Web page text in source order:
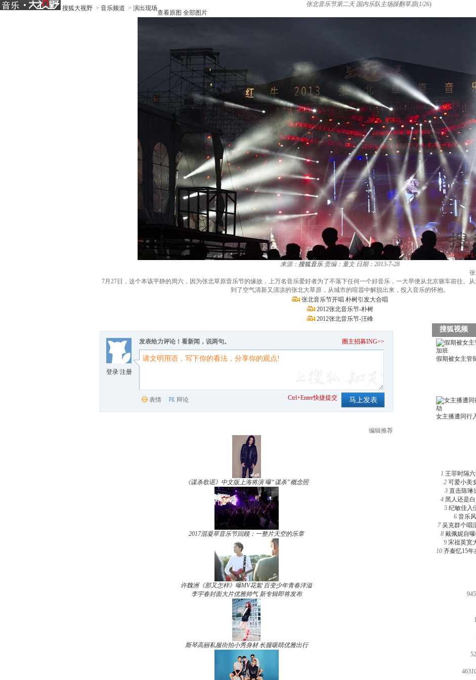
搜狐大视野 > 音乐频道 > 演出现场
张北音乐节第二天 国内乐队主场躁翻草原(1/26)
查看原图 全部图片
来源： 搜狐音乐 责编：董文 日期：2013-7-28
7月27日，这个本该平静的周六，因为张北草原音乐节的缘故，上万名音乐爱好者为了不落下任何一个好音乐，一大早便从北京驱车前往。
到了空气清新又清凉的张北大草原，从城市的喧嚣中解脱出来，投入音乐的怀抱。
张北音乐节开唱 朴树引发大合唱
2012张北音乐节-朴树
2012张北音乐节-汪峰
登录/注册
发表给力评论！看新闻，说两句。 圈主招募ING>>
表情 辩论 Ctrl+Enter快捷提交
编辑推荐
《谋杀歌谣》中文版上海将演 曝“谋杀”概念照
2017混凝草音乐节回顾：一整片天空的乐章
许魏洲《那又怎样》曝MV花絮 百变少年青春洋溢
李宇春封面大片优雅帅气 新专辑即将发布
斯琴高丽私服街拍小秀身材 长腿吸睛优雅出行
1 王菲时隔
2 可爱小美
3 直击陈琳
4 黑人还是
5 纪敏佳入
6 音乐
7 吴克群个唱
8 戴佩妮自
9 宋祖英宽
10 齐秦忆15年
463